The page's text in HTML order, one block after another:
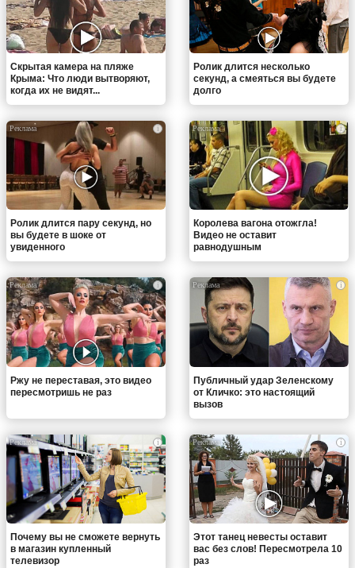
Скрытая камера на пляже
Крыма: Что люди вытворяют,
когда их не видят...
Ролик длится несколько
секунд, а смеяться вы будете
долго
i
Ролик длится пару секунд, но
вы будете в шоке от
увиденного
i
Королева вагона отожгла!
Видео не оставит
равнодушным
i
Ржу не переставая, это видео
пересмотришь не раз
i
Публичный удар Зеленскому
от Кличко: это настоящий
вызов
i
Почему вы не сможете вернуть
в магазин купленный
телевизор
i
Этот танец невесты оставит
вас без слов! Пересмотрела 10
раз